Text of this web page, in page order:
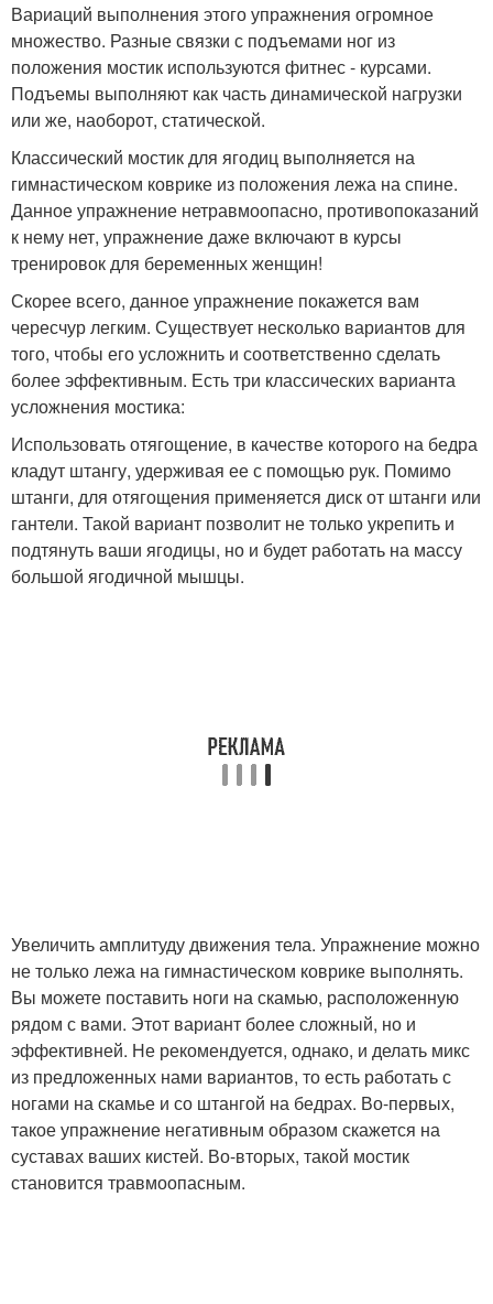
Вариаций выполнения этого упражнения огромное
множество. Разные связки с подъемами ног из
положения мостик используются фитнес - курсами.
Подъемы выполняют как часть динамической нагрузки
или же, наоборот, статической.
Классический мостик для ягодиц выполняется на
гимнастическом коврике из положения лежа на спине.
Данное упражнение нетравмоопасно, противопоказаний
к нему нет, упражнение даже включают в курсы
тренировок для беременных женщин!
Скорее всего, данное упражнение покажется вам
чересчур легким. Существует несколько вариантов для
того, чтобы его усложнить и соответственно сделать
более эффективным. Есть три классических варианта
усложнения мостика:
Использовать отягощение, в качестве которого на бедра
кладут штангу, удерживая ее с помощью рук. Помимо
штанги, для отягощения применяется диск от штанги или
гантели. Такой вариант позволит не только укрепить и
подтянуть ваши ягодицы, но и будет работать на массу
большой ягодичной мышцы.
Увеличить амплитуду движения тела. Упражнение можно
не только лежа на гимнастическом коврике выполнять.
Вы можете поставить ноги на скамью, расположенную
рядом с вами. Этот вариант более сложный, но и
эффективней. Не рекомендуется, однако, и делать микс
из предложенных нами вариантов, то есть работать с
ногами на скамье и со штангой на бедрах. Во-первых,
такое упражнение негативным образом скажется на
суставах ваших кистей. Во-вторых, такой мостик
становится травмоопасным.